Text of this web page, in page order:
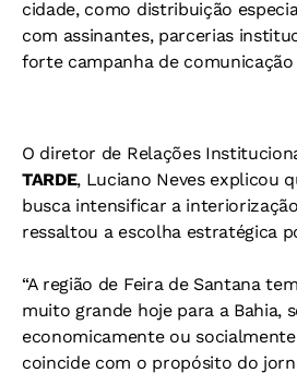
cidade, como distribuição
com assinantes, parcerias
forte campanha de comunicação
O diretor de Relações
TARDE, Luciano Neves explicou
busca intensificar a
ressaltou a escolha estratégica
“A região de Feira de Santana
muito grande hoje para a Bahia,
economicamente ou
coincide com o propósito do